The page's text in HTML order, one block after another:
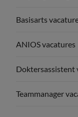
Basisarts
ANIOS vacatures
Doktersassistent
Teammanager